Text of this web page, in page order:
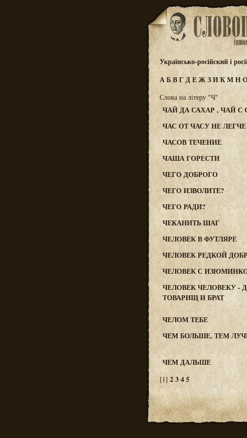
Українсько-російский і
АБВГДЕЖЗИКМН
Слова на літеру "Ч"
ЧАЙ ДА САХАР , ЧАЙ С
ЧАС ОТ ЧАСУ НЕ ЛЕГЧЕ
ЧАСОВ ТЕЧЕНИЕ
ЧАША ГОРЕСТИ
ЧЕГО ДОБРОГО
ЧЕГО ИЗВОЛИТЕ?
ЧЕГО РАДИ?
ЧЕКАНИТЬ ШАГ
ЧЕЛОВЕК В ФУТЛЯРЕ
ЧЕЛОВЕК РЕДКОЙ
ЧЕЛОВЕК С
ЧЕЛОВЕК ЧЕЛОВЕКУ -
ТОВАРИЩ И БРАТ
ЧЕЛОМ ТЕБЕ
ЧЕМ БОЛЬШЕ, ТЕМ
ЧЕМ ДАЛЬШЕ
[1]2345